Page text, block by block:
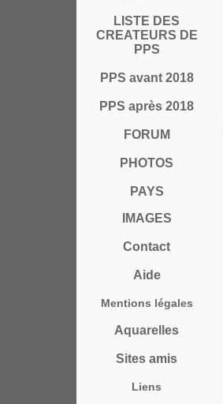
LISTE DES
CREATEURS DE
PPS
PPS avant 2018
PPS après 2018
FORUM
PHOTOS
PAYS
IMAGES
Contact
Aide
Mentions légales
Aquarelles
Sites amis
Liens